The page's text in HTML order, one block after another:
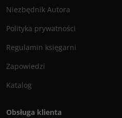
Niezbędnik Autora
Polityka prywatności
Regulamin księgarni
Zapowiedzi
Katalog
Obsługa klienta